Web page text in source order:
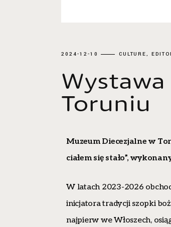
2024-12-10 CULTURE
Toruniu
Muzeum Diecezjalne w
ciałem się stało”,
W latach 2023-2026
inicjatora tradycji szopki
najpierw we Włoszech,